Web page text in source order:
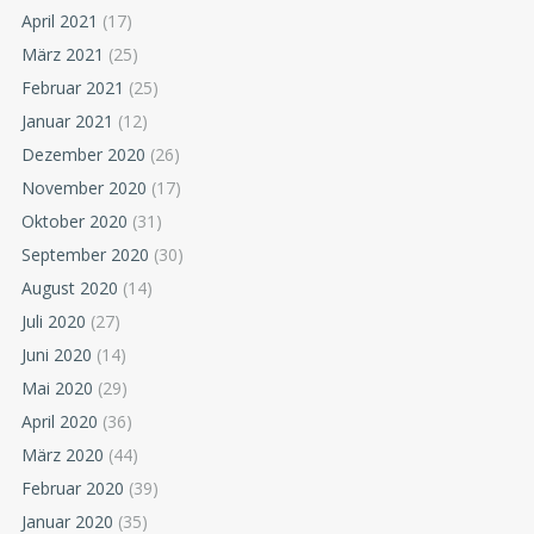
April 2021 (17)
März 2021 (25)
Februar 2021 (25)
Januar 2021 (12)
Dezember 2020 (26)
November 2020 (17)
Oktober 2020 (31)
September 2020 (30)
August 2020 (14)
Juli 2020 (27)
Juni 2020 (14)
Mai 2020 (29)
April 2020 (36)
März 2020 (44)
Februar 2020 (39)
Januar 2020 (35)